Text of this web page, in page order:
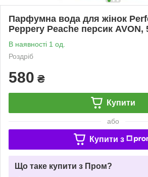
Парфумна вода для жінок
Peppery Peache персик AVON,
В наявності 1 од.
Роздріб
580 ₴
Купити
або
Купити з
Що таке купити з Пром?